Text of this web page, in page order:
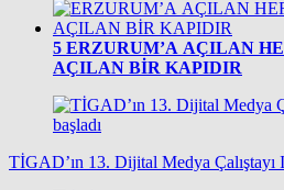
5 ERZURUM’A AÇILAN
AÇILAN BİR KAPIDIR
TİGAD’ın 13. Dijital Medya Çalıştayı